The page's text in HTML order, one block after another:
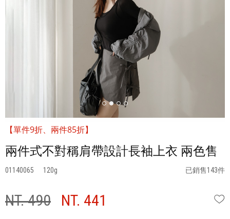
【單件9折、兩件85折】
兩件式不對稱肩帶設計長袖上衣 兩色售
01140065 120 已銷售143件
NT. 490 NT. 441